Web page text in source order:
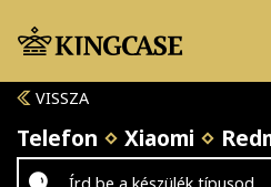
VISSZA
Telefon Xiaomi